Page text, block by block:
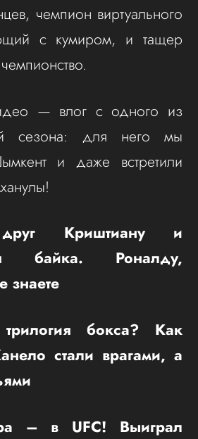
чемпион виртуального
с кумиром, и тащер
— влог с одного из
сезона: для него мы
и даже встретили
друг Криштиану и
байка. Роналду,
знаете
бокса? Как
стали врагами, а
– в UFC! Выиграл